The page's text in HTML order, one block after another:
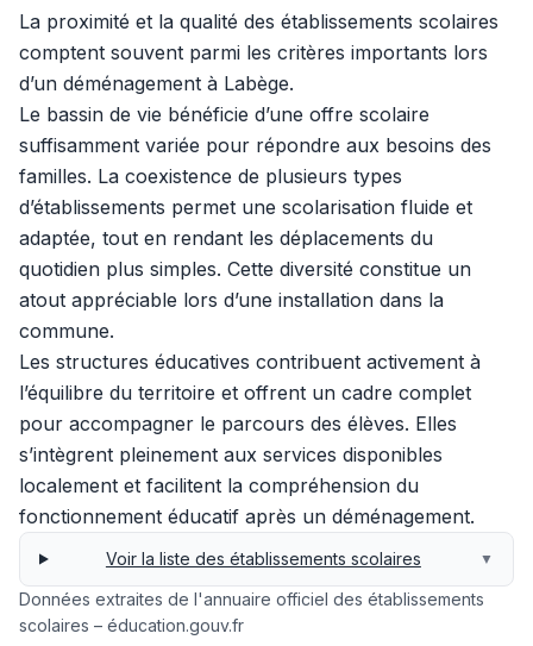
La proximité et la qualité des établissements scolaires
comptent souvent parmi les critères importants lors
d’un déménagement à Labège.
Le bassin de vie bénéficie d’une offre scolaire
suffisamment variée pour répondre aux besoins des
familles. La coexistence de plusieurs types
d’établissements permet une scolarisation fluide et
adaptée, tout en rendant les déplacements du
quotidien plus simples. Cette diversité constitue un
atout appréciable lors d’une installation dans la
commune.
Les structures éducatives contribuent activement à
l’équilibre du territoire et offrent un cadre complet
pour accompagner le parcours des élèves. Elles
s’intègrent pleinement aux services disponibles
localement et facilitent la compréhension du
fonctionnement éducatif après un déménagement.
Voir la liste des établissements scolaires ▼
Données extraites de l'annuaire officiel des établissements
scolaires – éducation.gouv.fr